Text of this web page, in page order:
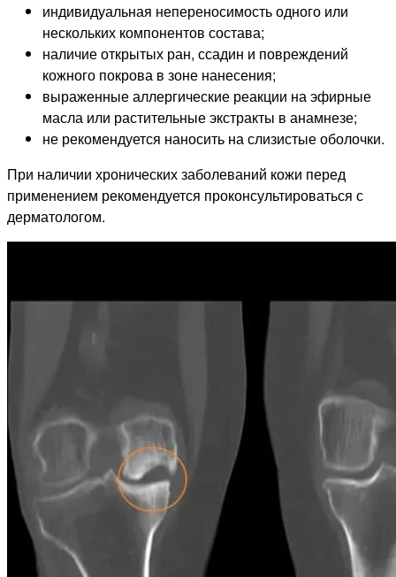
индивидуальная непереносимость одного или
нескольких компонентов состава;
наличие открытых ран, ссадин и повреждений
кожного покрова в зоне нанесения;
выраженные аллергические реакции на эфирные
масла или растительные экстракты в анамнезе;
не рекомендуется наносить на слизистые оболочки.
При наличии хронических заболеваний кожи перед
применением рекомендуется проконсультироваться с
дерматологом.